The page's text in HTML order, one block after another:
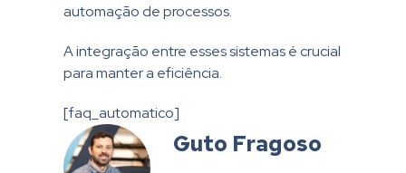
automação de processos.
A integração entre esses sistemas é crucial
para manter a eficiência.
[faq_automatico]
Guto Fragoso